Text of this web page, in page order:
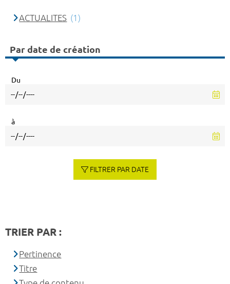
ACTUALITES (1)
Par date de création
Du
à
FILTRER PAR DATE
TRIER PAR :
Pertinence
Titre